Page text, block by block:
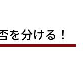
分ける！